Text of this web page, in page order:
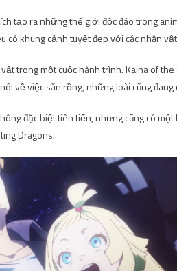
tạo ra những thế giới độc đáo trong
có khung cảnh tuyệt đẹp với các nhân
trong một cuộc hành trình. Kaina of
về việc săn rồng, những loài cũng đang
đặc biệt tiên tiến, nhưng cũng có
Dragons.